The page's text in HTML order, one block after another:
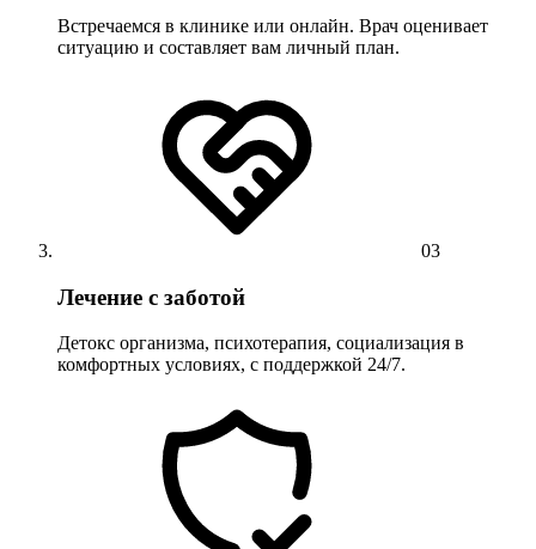
Встречаемся в клинике или онлайн. Врач оценивает
ситуацию и составляет вам личный план.
03
Лечение с заботой
Детокс организма, психотерапия, социализация в
комфортных условиях, с поддержкой 24/7.